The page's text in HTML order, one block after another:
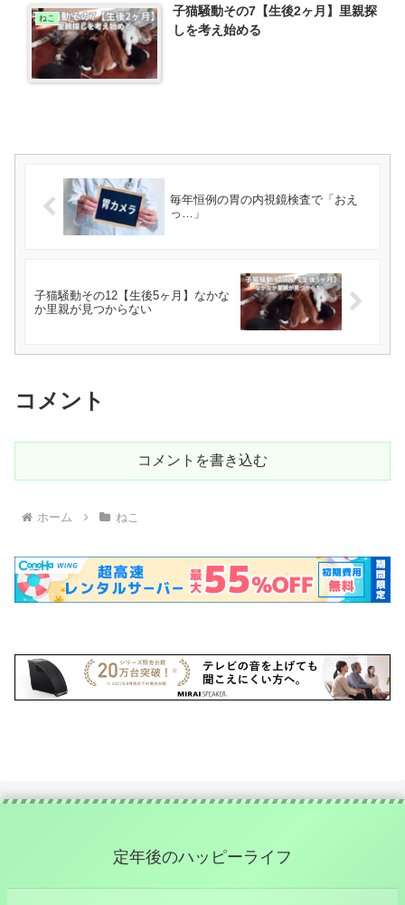
ねこ
子猫騒動その7【生後2ヶ月】里親探
しを考え始める
毎年恒例の胃の内視鏡検査で「おえ
っ…」
子猫騒動その12【生後5ヶ月】なかな
か里親が見つからない
コメント
コメントを書き込む
ホーム ねこ
定年後のハッピーライフ